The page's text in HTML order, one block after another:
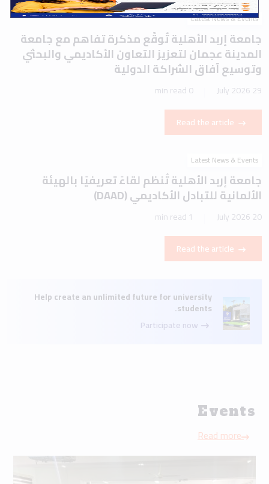
Latest News & Events
جامعة إربد الأهلية تُوقّع مذكرة تفاهم مع جامعة
المدينة عجمان لتعزيز التعاون الأكاديمي والبحثي
وتوسيع آفاق الشراكة الدولية
29 July 2026
0 min read
Read the article
Latest News & Events
جامعة إربد الأهلية تُنظم لقاءً تعريفيًا بالهيئة
الألمانية للتبادل الأكاديمي (DAAD)
20 July 2026
1 min read
Read the article
Help create an unlimited future for university
students.
Participate now
Events
Read more